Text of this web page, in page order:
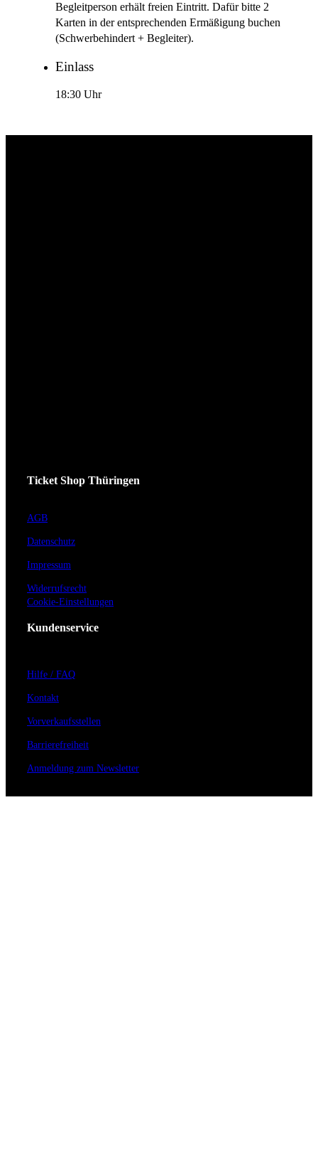
Begleitperson erhält freien Eintritt. Dafür bitte 2
Karten in der entsprechenden Ermäßigung buchen
(Schwerbehindert + Begleiter).
Einlass
18:30 Uhr
Ticket Shop Thüringen
AGB
Datenschutz
Impressum
Widerrufsrecht
Cookie-Einstellungen
Kundenservice
Hilfe / FAQ
Kontakt
Vorverkaufsstellen
Barrierefreiheit
Anmeldung zum Newsletter